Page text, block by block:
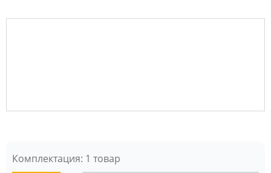
Комплектация: 1 товар